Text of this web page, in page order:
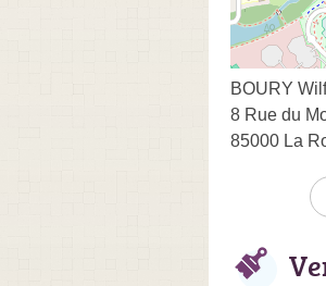
BOURY
8 Rue du
85000 La